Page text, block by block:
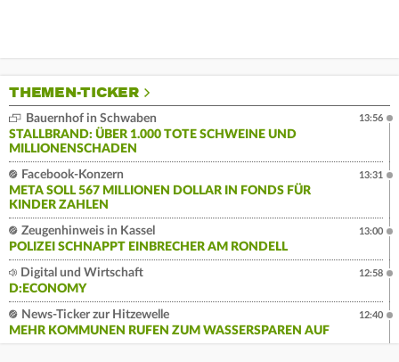
THEMEN-TICKER
Bauernhof in Schwaben
STALLBRAND: ÜBER 1.000 TOTE SCHWEINE UND
MILLIONENSCHADEN
13:56
Facebook-Konzern
META SOLL 567 MILLIONEN DOLLAR IN FONDS FÜR
KINDER ZAHLEN
13:31
Zeugenhinweis in Kassel
POLIZEI SCHNAPPT EINBRECHER AM RONDELL
13:00
Digital und Wirtschaft
D:ECONOMY
12:58
News-Ticker zur Hitzewelle
MEHR KOMMUNEN RUFEN ZUM WASSERSPAREN AUF
12:40